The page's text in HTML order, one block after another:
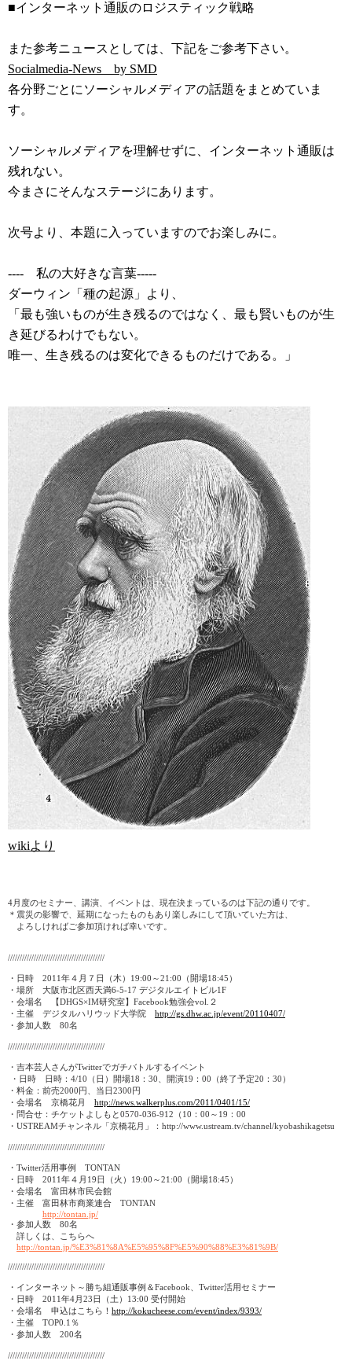
■インターネット通販のロジスティック戦略
また参考ニュースとしては、下記をご参考下さい。
Socialmedia-News by SMD
各分野ごとにソーシャルメディアの話題をまとめていま
す。
ソーシャルメディアを理解せずに、インターネット通販は
残れない。
今まさにそんなステージにあります。
次号より、本題に入っていますのでお楽しみに。
---- 私の大好きな言葉-----
ダーウィン「種の起源」より、
「最も強いものが生き残るのではなく、最も賢いものが生
き延びるわけでもない。
唯一、生き残るのは変化できるものだけである。」
wikiより
4月度のセミナー、講演、イベントは、現在決まっているのは下記の通りです。
＊震災の影響で、延期になったものもあり楽しみにして頂いていた方は、
よろしければご参加頂ければ幸いです。
/////////////////////////////////////////
・日時 2011年４月７日（木） 19:00 ～21:00 （開場18:45 ）
・場所 大阪市北区西天満6-5-17 デジタルエイトビル1F
・会場名 【DHGS×IM研究室】 Facebook勉強会vol. ２
・主催 デジタルハリウッド大学院 http://gs.dhw.ac.jp/event/20110407/
・参加人数 80名
/////////////////////////////////////////
・吉本芸人さんがTwitterでガチバトルするイベント
・日時 日時： 4/10 （日）開場18 ： 30 、開演19 ： 00 （終了予定20 ： 30 ）
・料金：前売2000円、当日2300円
・会場名 京橋花月 http://news.walkerplus.com/2011/0401/15/
・問合せ：チケットよしもと0570-036-912 （ 10 ： 00 ～ 19 ： 00
・ USTREAMチャンネル「京橋花月」： http://www.ustream.tv/channel/kyobashikagetsu
/////////////////////////////////////////
・ Twitter活用事例 TONTAN
・日時 2011年４月 19日（火） 19:00 ～21:00 （開場18:45 ）
・会場名 富田林市民会館
・主催 富田林市商業連合 TONTAN
http://tontan.jp/
・参加人数 80名
詳しくは、こちらへ
http://tontan.jp/%E3%81%8A%E5%95%8F%E5%90%88%E3%81%9B/
/////////////////////////////////////////
・インターネット～勝ち組通販事例＆Facebook Twitter活用セミナー
・日時 2011年4月23日（土） 13:00 受付開始
・会場名 申込はこちら！ http://kokucheese.com/event/index/9393/
・主催 TOP0.1 ％
・参加人数 200名
/////////////////////////////////////////